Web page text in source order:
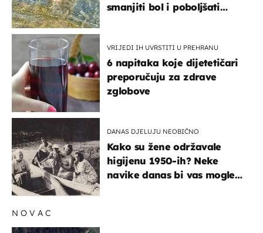
smanjiti bol i poboljšati
VRIJEDI IH UVRSTITI U PREHRANU
6 napitaka koje dijetetičari
preporučuju za zdrave
zglobove
DANAS DJELUJU NEOBIČNO
Kako su žene održavale
higijenu 1950-ih? Neke
navike danas bi vas mogle
NOVAC